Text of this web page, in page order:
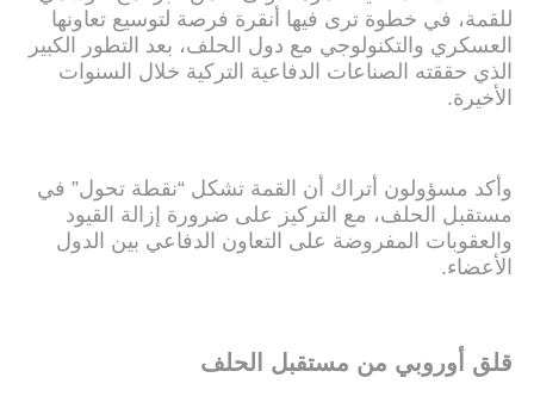
للقمة، في خطوة ترى فيها أنقرة فرصة لتوسيع تعاونها
العسكري والتكنولوجي مع دول الحلف، بعد التطور الكبير
الذي حققته الصناعات الدفاعية التركية خلال السنوات
الأخيرة.
وأكد مسؤولون أتراك أن القمة تشكل “نقطة تحول” في
مستقبل الحلف، مع التركيز على ضرورة إزالة القيود
والعقوبات المفروضة على التعاون الدفاعي بين الدول
الأعضاء.
قلق أوروبي من مستقبل الحلف